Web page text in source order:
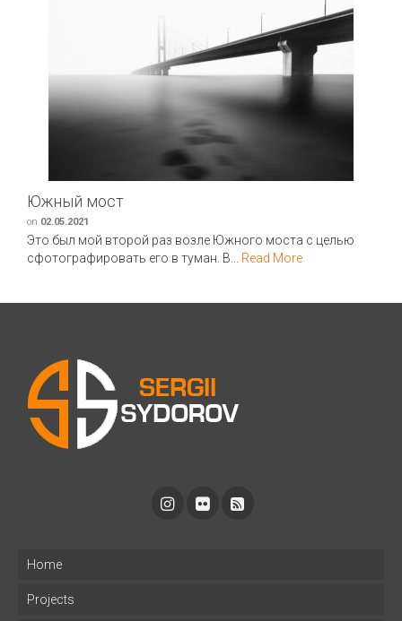
Южный мост
on 02.05.2021
Это был мой второй раз возле Южного моста с целью
сфотографировать его в туман. В... Read More
Home
Projects